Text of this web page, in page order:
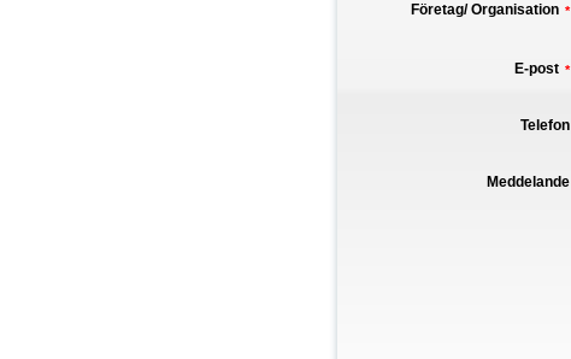
Företag/ Organisation *
E-post *
Telefon
Meddelande